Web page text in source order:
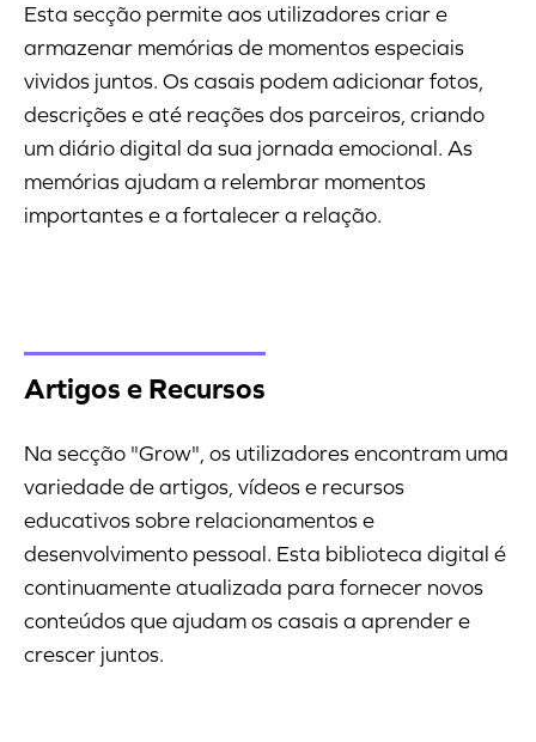
Esta secção permite aos utilizadores criar e
armazenar memórias de momentos especiais
vividos juntos. Os casais podem adicionar fotos,
descrições e até reações dos parceiros, criando
um diário digital da sua jornada emocional. As
memórias ajudam a relembrar momentos
importantes e a fortalecer a relação.
Artigos e Recursos
Na secção "Grow", os utilizadores encontram uma
variedade de artigos, vídeos e recursos
educativos sobre relacionamentos e
desenvolvimento pessoal. Esta biblioteca digital é
continuamente atualizada para fornecer novos
conteúdos que ajudam os casais a aprender e
crescer juntos.